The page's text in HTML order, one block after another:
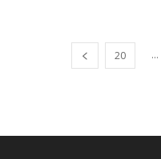
...
20